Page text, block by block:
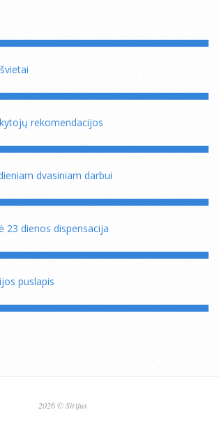
rekomendacijos
dvasiniam darbui
23 dienos dispensacija
puslapis
2026 © Sirijus